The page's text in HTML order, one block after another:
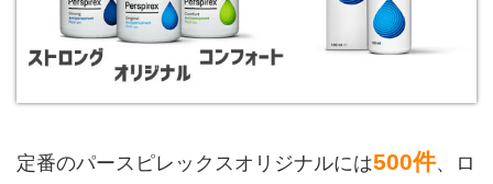
定番のパースピレックスオリジナルには500件、ロ